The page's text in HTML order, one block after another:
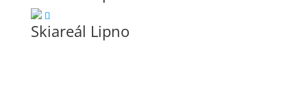
Skiareál Lipno